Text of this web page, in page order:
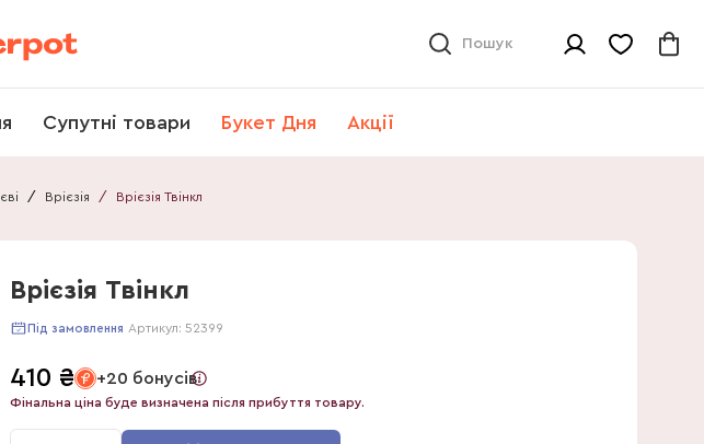
Пошук
Супутні товари Букет Дня Акції
/ Врієзія / Врієзія Твінкл
Врієзія Твінкл
Під замовлення Артикул: 52399
410 ₴ +20 бонусів
Фінальна ціна буде визначена після прибуття товару.